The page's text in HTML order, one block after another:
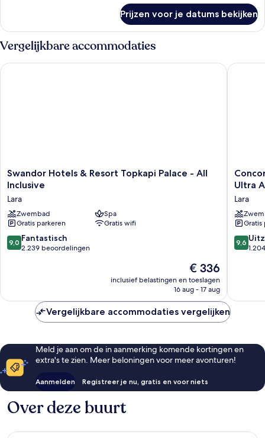
Prijzen voor je datums bekijken
Vergelijkbare accommodaties
Swandor
Hotels
Resort
Topkapi
Palace
-
All
Swandor Hotels & Resort Topkapi Palace - All
Inclusive
Lara
Zwembad
Spa
Gratis parkeren
Gratis wifi
9.0
van
9,0 Fantastisch
2.239 beoordelingen
De
prijs
is
€ 336
inclusief belastingen en toeslagen
16 aug - 17 aug
Swandor Hotels & Resort Topkapi Palace - All Inclusive
De
Resort
Lara
Antalya
-
Prive
Ultra
Lara
Gratis
9.6
van
9,6
Vergelijkbare accommodaties vergelijken
Meld je aan om de in aanmerking komende kortingen en
extra's te zien. Meer beloningen voor meer avonturen!
Aanmelden Registreer je nu, gratis en voor niets
Over deze buurt